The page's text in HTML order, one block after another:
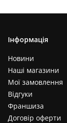
Інформація
Новини
Наші магазини
Мої замовлення
Відгуки
Франшиза
Договір оферти